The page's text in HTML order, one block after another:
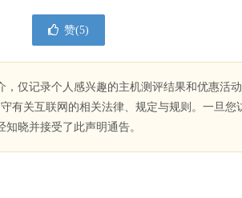
赞(5)
，仅记录个人感兴趣的主机测评结果和优惠活
有关互联网的相关法律、规定与规则。一旦您
知晓并接受了此声明通告。